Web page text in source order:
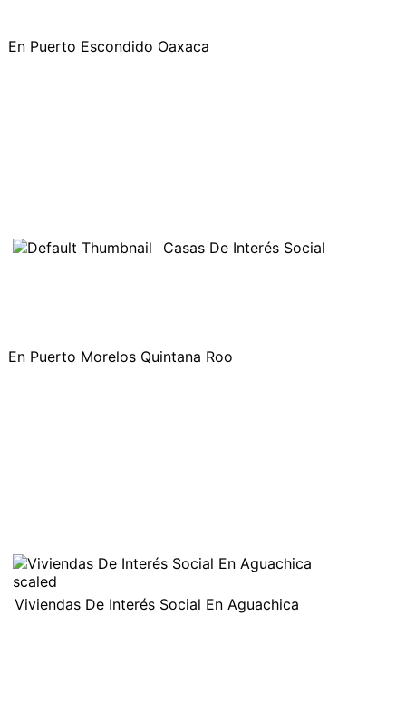
En Puerto Escondido Oaxaca
Casas De Interés Social
En Puerto Morelos Quintana Roo
Viviendas De Interés Social En Aguachica